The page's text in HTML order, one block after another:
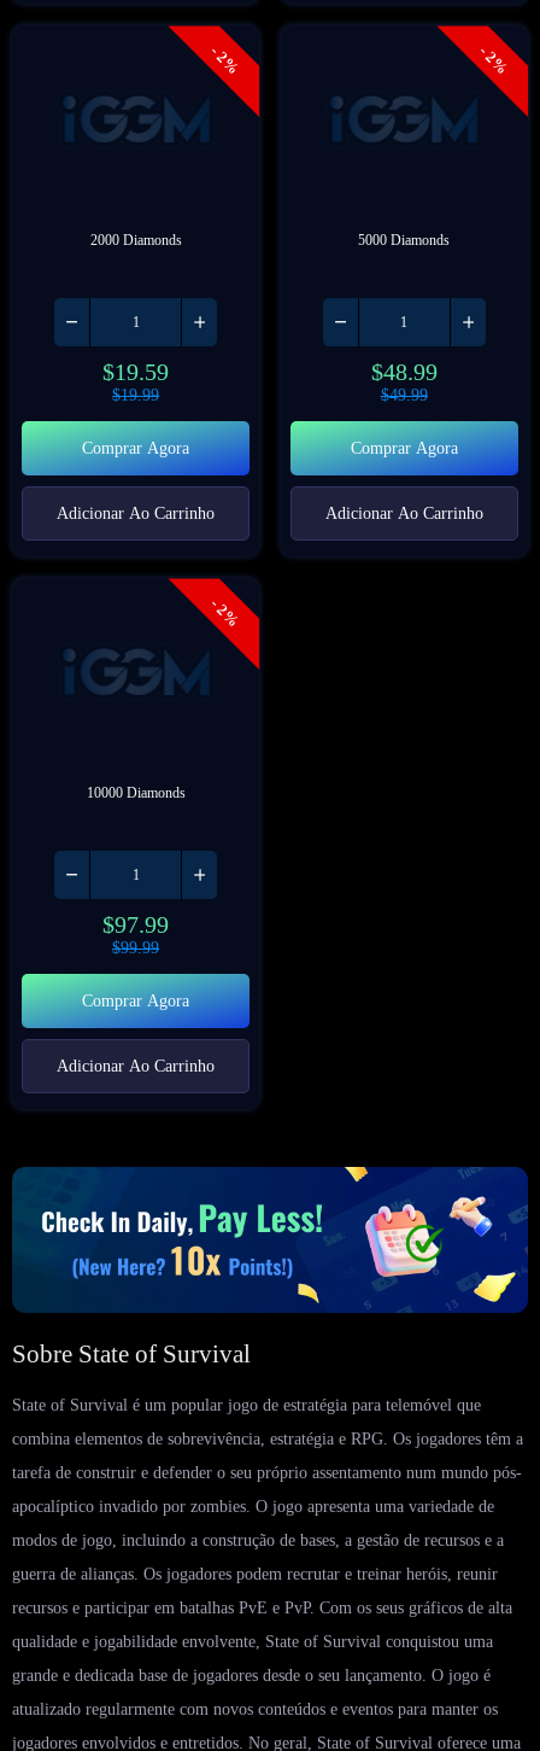
- 2%
2000 Diamonds
$19.59
$19.99
Comprar Agora
Adicionar Ao Carrinho
- 2%
5000 Diamonds
$48.99
$49.99
Comprar Agora
Adicionar Ao Carrinho
- 2%
10000 Diamonds
$97.99
$99.99
Comprar Agora
Adicionar Ao Carrinho
Sobre State of Survival
State of Survival é um popular jogo de estratégia para telemóvel que
combina elementos de sobrevivência, estratégia e RPG. Os jogadores têm a
tarefa de construir e defender o seu próprio assentamento num mundo pós-
apocalíptico invadido por zombies. O jogo apresenta uma variedade de
modos de jogo, incluindo a construção de bases, a gestão de recursos e a
guerra de alianças. Os jogadores podem recrutar e treinar heróis, reunir
recursos e participar em batalhas PvE e PvP. Com os seus gráficos de alta
qualidade e jogabilidade envolvente, State of Survival conquistou uma
grande e dedicada base de jogadores desde o seu lançamento. O jogo é
atualizado regularmente com novos conteúdos e eventos para manter os
jogadores envolvidos e entretidos. No geral, State of Survival oferece uma